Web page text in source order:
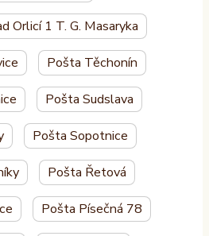
Orlicí 1 T. G. Masaryka
Pošta Těchonín
Pošta Sudslava
Pošta Sopotnice
Pošta Řetová
Pošta Písečná 78